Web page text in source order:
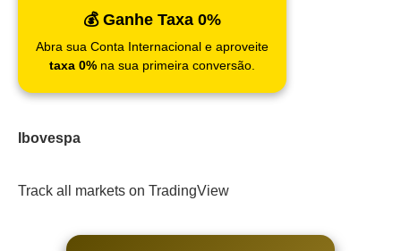
💰 Ganhe Taxa 0%
Abra sua Conta Internacional e aproveite
taxa 0% na sua primeira conversão.
Ibovespa
Track all markets on TradingView